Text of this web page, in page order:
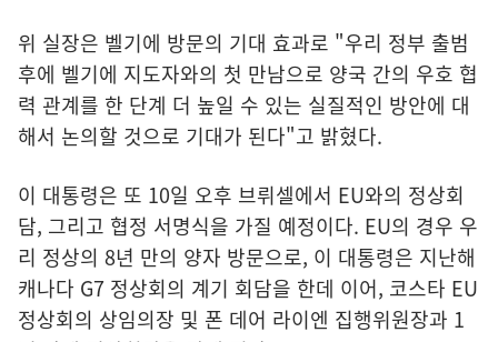
위 실장은 벨기에 방문의 기대 효과로 "우리 정부 출범
후에 벨기에 지도자와의 첫 만남으로 양국 간의 우호 협
력 관계를 한 단계 더 높일 수 있는 실질적인 방안에 대
해서 논의할 것으로 기대가 된다"고 밝혔다.
이 대통령은 또 10일 오후 브뤼셀에서 EU와의 정상회
담, 그리고 협정 서명식을 가질 예정이다. EU의 경우 우
리 정상의 8년 만의 양자 방문으로, 이 대통령은 지난해
캐나다 G7 정상회의 계기 회담을 한데 이어, 코스타 EU
정상회의 상임의장 및 폰 데어 라이엔 집행위원장과 1